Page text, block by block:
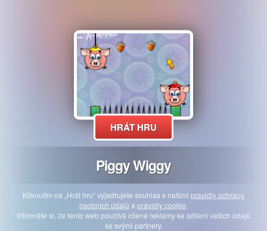
HRÁT HRU
Piggy Wiggy
Kliknutím na „Hrát hru“ vyjadřujete souhlas s našimi pravidly ochrany
osobních údajů a pravidly cookie
Všimněte si, že tento web používá cílené reklamy ke sdílení vašich údajů
se svými partnery.